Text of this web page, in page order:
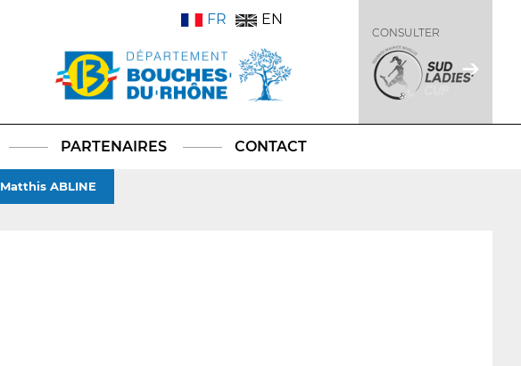
FR EN
CONSULTER
PARTENAIRES CONTACT
Matthis ABLINE